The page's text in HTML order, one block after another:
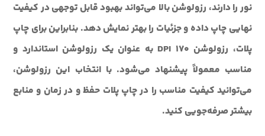
نور را دارند، رزولوشن بالا می‌تواند بهبود قابل توجهی در کیفیت
نهایی چاپ داده و جزئیات را بهتر نمایش دهد. بنابراین برای چاپ
پلات، رزولوشن 170 DPI به عنوان یک رزولوشن استاندارد و
مناسب معمولاً پیشنهاد می‌شود. با انتخاب این رزولوشن،
می‌توانید کیفیت مناسب را در چاپ پلات حفظ و در زمان و منابع
بیشتر صرفه‌جویی کنید.